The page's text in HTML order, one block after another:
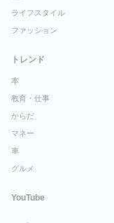
ライフスタイル
ファッション
トレンド
本
教育・仕事
からだ
マネー
車
グルメ
YouTube